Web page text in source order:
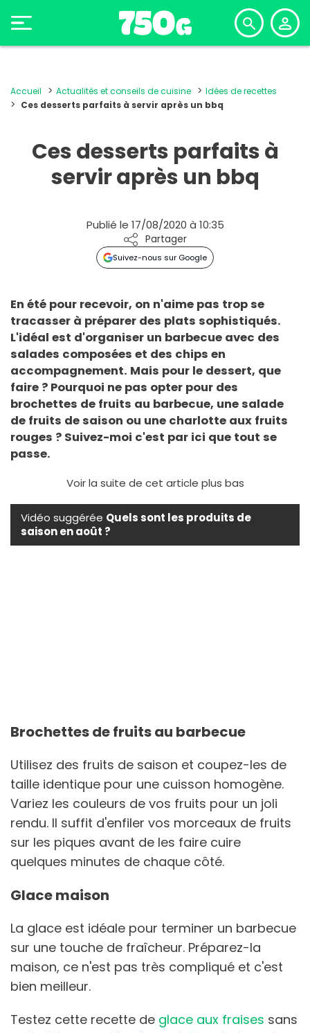
Accueil Actualités et conseils de cuisine
Idées de recettes
Ces desserts parfaits à servir après un bbq
Ces desserts parfaits à
servir après un bbq
Publié le 17/08/2020 à 10:35
Partager
Suivez-nous sur Google
En été pour recevoir, on n'aime pas trop se
tracasser à préparer des plats sophistiqués.
L'idéal est d'organiser un barbecue avec des
salades composées et des chips en
accompagnement. Mais pour le dessert, que
faire ? Pourquoi ne pas opter pour des
brochettes de fruits au barbecue, une salade
de fruits de saison ou une charlotte aux fruits
rouges ? Suivez-moi c'est par ici que tout se
passe.
Voir la suite de cet article plus bas
Vidéo suggérée Quels sont les produits de
saison en août ?
Brochettes de fruits au barbecue
Utilisez des fruits de saison et coupez-les de
taille identique pour une cuisson homogène.
Variez les couleurs de vos fruits pour un joli
rendu. Il suffit d'enfiler vos morceaux de fruits
sur les piques avant de les faire cuire
quelques minutes de chaque côté.
Glace maison
La glace est idéale pour terminer un barbecue
sur une touche de fraîcheur. Préparez-la
maison, ce n'est pas très compliqué et c'est
bien meilleur.
Testez cette recette de glace aux fraises sans